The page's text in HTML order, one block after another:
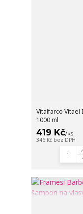
Vitalfarco Vitael
1000 ml
419 Kč/ks
346 Kč bez DPH